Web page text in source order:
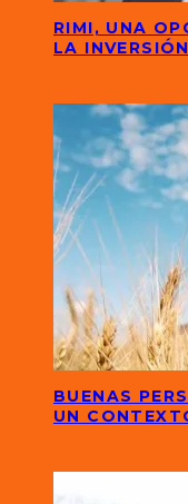
RIMI, UNA
LA
BUENAS
UN